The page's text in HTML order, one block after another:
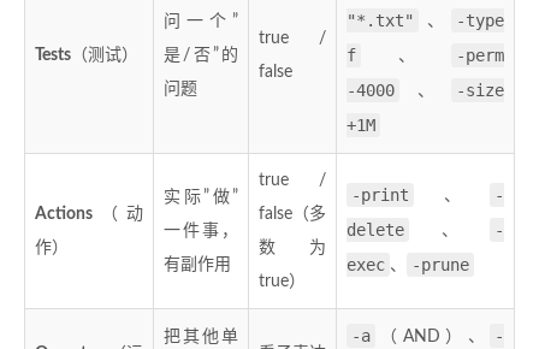
Tests （测试）
问一个”
是/否”的
问题
true /
false
"*.txt"
、
-type
f
、
-perm
-4000
、
-size
+1M
Actions （动
作）
实际”做”
一件事，
有副作用
true /
false（多
数为
true）
-print 、
-
delete
、
-
exec 、 -prune
把其他单
-a （AND）、 -